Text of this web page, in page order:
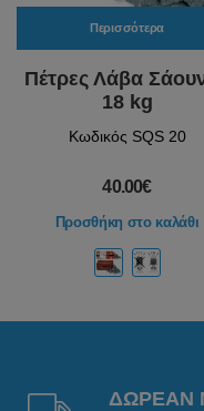
Περισσότερα
Πέτρες Λάβα
18 kg
Κωδικός SQS 20
40.00€
Προσθήκη στο καλάθι
ΔΩΡΕΑΝ